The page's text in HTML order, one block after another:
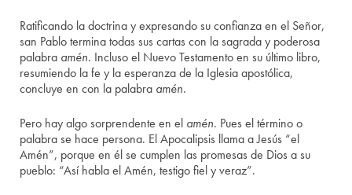
Ratificando la doctrina y expresando su confianza en el Señor,
san Pablo termina todas sus cartas con la sagrada y poderosa
palabra amén. Incluso el Nuevo Testamento en su último libro,
resumiendo la fe y la esperanza de la Iglesia apostólica,
concluye en con la palabra amén.
Pero hay algo sorprendente en el amén. Pues el término o
palabra se hace persona. El Apocalipsis llama a Jesús “el
Amén”, porque en él se cumplen las promesas de Dios a su
pueblo: “Así habla el Amén, testigo fiel y veraz”.